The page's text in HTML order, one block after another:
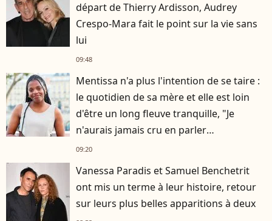
départ de Thierry Ardisson, Audrey
Crespo-Mara fait le point sur la vie sans
lui
09:48
Mentissa n'a plus l'intention de se taire :
le quotidien de sa mère et elle est loin
d'être un long fleuve tranquille, "Je
n'aurais jamais cru en parler
publiquement"
09:20
Vanessa Paradis et Samuel Benchetrit
ont mis un terme à leur histoire, retour
sur leurs plus belles apparitions à deux